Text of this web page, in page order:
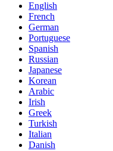
English
French
German
Portuguese
Spanish
Russian
Japanese
Korean
Arabic
Irish
Greek
Turkish
Italian
Danish